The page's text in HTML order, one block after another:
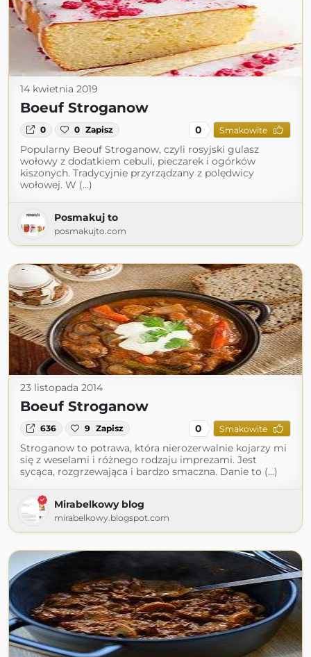
14 kwietnia 2019
Boeuf Stroganow
0 0 Zapisz 0 Smakowite
Popularny Beouf Stroganow, czyli rosyjski gulasz
wołowy z dodatkiem cebuli, pieczarek i ogórków
kiszonych. Tradycyjnie przyrządzany z polędwicy
wołowej. W (...)
Posmakuj to
posmakujto.com
23 listopada 2014
Boeuf Stroganow
636 9 Zapisz 0 Smakowite
Stroganow to potrawa, która nierozerwalnie kojarzy mi
się z weselami i różnego rodzaju imprezami. Jest
sycąca, rozgrzewająca i bardzo smaczna. Danie to (...)
Mirabelkowy blog
mirabelkowy.blogspot.com